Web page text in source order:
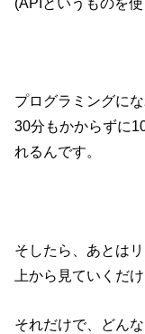
プログラミングにな
30分もかからずに
れるんです。
そしたら、あとは
上から見ていくだけ
それだけで、どん